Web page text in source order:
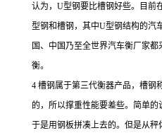
认为，U型钢要比槽钢好些。目前
型钢和槽钢，其中U型钢结构的汽
国、中国乃至全世界汽车衡厂家
衡。
4 槽钢属于第三代衡器产品，槽钢
的，所以撑重性能要差些。简单
于是用钢板拼凑上去的。但是从